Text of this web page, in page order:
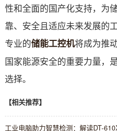
性和全面的国产化支持，为
靠、安全且适应未来发展的
专业的储能工控机将成为推
国家能源安全的重要力量，
选择。
【相关推荐】
工业电脑助力智慧检测：解读DT-